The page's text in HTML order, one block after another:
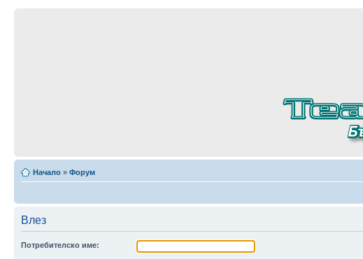
Начало » Форум
Влез
Потребителско име: